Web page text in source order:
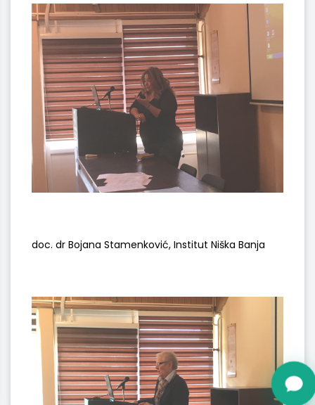
doc. dr Bojana Stamenković, Institut Niška Banja